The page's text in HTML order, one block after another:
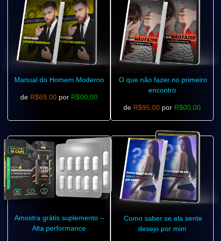
Manual do Homem Moderno
de R$69,00 por R$00,00
O que não fazer no primeiro
encontro
de R$95,00 por R$00,00
Amostra grátis suplemento –
Alta performance
Como saber se ela sente
desejo por mim